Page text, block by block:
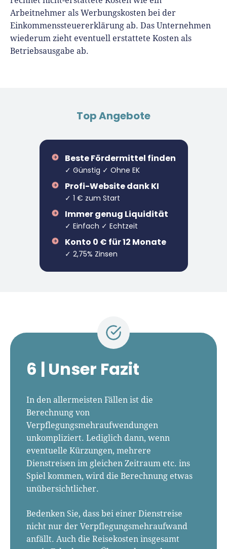
Arbeitnehmer als Werbungskosten bei der
Einkommenssteuererklärung ab. Das Unternehmen
wiederum zieht eventuell erstattete Kosten als
Betriebsausgabe ab.
Top Angebote
Beste Fördermittel finden
✓ Günstig ✓ Ohne EK
Profi-Website dank KI
✓ 1 € zum Start
Immer genug Liquidität
✓ Einfach ✓ Echtzeit
Konto 0 € für 12 Monate
✓ 2,75% Zinsen
6 | Unser Fazit
In den allermeisten Fällen ist die
Berechnung von
Verpflegungsmehraufwendungen
unkompliziert. Lediglich dann, wenn
eventuelle Kürzungen, mehrere
Dienstreisen im gleichen Zeitraum etc. ins
Spiel kommen, wird die Berechnung etwas
unübersichtlicher.
Bedenken Sie, dass bei einer Dienstreise
nicht nur der Verpflegungsmehraufwand
anfällt. Auch die Reisekosten insgesamt